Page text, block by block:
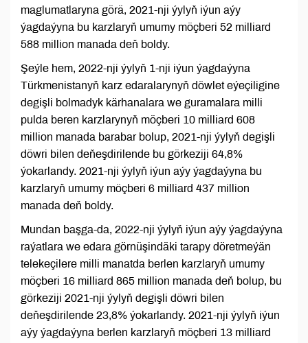
maglumatlaryna görä, 2021-nji ýylyň iýun aýy
ýagdaýyna bu karzlaryň umumy möçberi 52 milliard
588 million manada deň boldy.
Şeýle hem, 2022-nji ýylyň 1-nji iýun ýagdaýyna
Türkmenistanyň karz edaralarynyň döwlet eýeçiligine
degişli bolmadyk kärhanalara we guramalara milli
pulda beren karzlarynyň möçberi 10 milliard 608
million manada barabar bolup, 2021-nji ýylyň degişli
döwri bilen deňeşdirilende bu görkeziji 64,8%
ýokarlandy. 2021-nji ýylyň iýun aýy ýagdaýyna bu
karzlaryň umumy möçberi 6 milliard 437 million
manada deň boldy.
Mundan başga-da, 2022-nji ýylyň iýun aýy ýagdaýyna
raýatlara we edara görnüşindäki tarapy döretmeýän
telekeçilere milli manatda berlen karzlaryň umumy
möçberi 16 milliard 865 million manada deň bolup, bu
görkeziji 2021-nji ýylyň degişli döwri bilen
deňeşdirilende 23,8% ýokarlandy. 2021-nji ýylyň iýun
aýy ýagdaýyna berlen karzlaryň möçberi 13 milliard